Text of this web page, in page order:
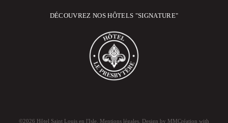
DÉCOUVREZ NOS HÔTELS "SIGNATURE"
©2026 Hôtel Saint Louis en l'Isle. Mentions légales . Design by MMCréation with